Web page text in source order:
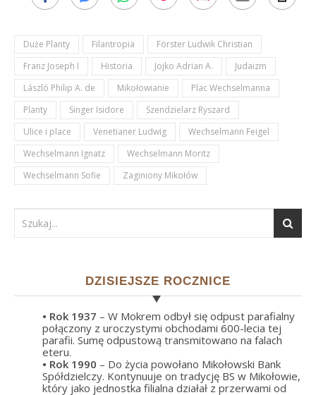
Duże Planty Filantropia
Förster Ludwik Christian
Franz Joseph I
Historia Jojko Adrian A.
Judaizm
László Philip A. de
Mikołowianie
Plac Wechselmanna
Planty
Singer Isidore
Szendzielarz Ryszard
Ulice i place
Venetianer Ludwig
Wechselmann Feigel
Wechselmann Ignatz
Wechselmann Moritz
Wechselmann Sofie
Zaginiony Mikołów
DZISIEJSZE ROCZNICE
• Rok 1937 – W Mokrem odbył się odpust parafialny
połączony z uroczystymi obchodami 600-lecia tej
parafii. Sumę odpustową transmitowano na falach
eteru.
• Rok 1990 – Do życia powołano Mikołowski Bank
Spółdzielczy. Kontynuuje on tradycję BS w Mikołowie,
który jako jednostka filialna działał z przerwami od